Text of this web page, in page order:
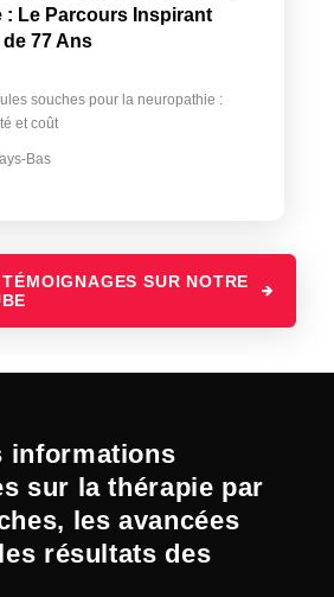
: Le Parcours Inspirant
de 77 Ans
souches pour la neuropathie :
et coût
Bas
SUR NOTRE
informations
sur la thérapie par
les avancées
résultats des